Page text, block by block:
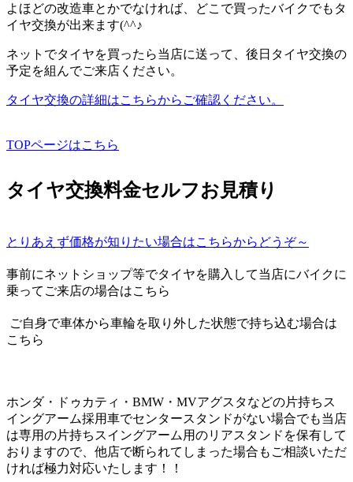
よほどの改造車とかでなければ、どこで買ったバイクでもタ
イヤ交換が出来ます(^^♪
ネットでタイヤを買ったら当店に送って、後日タイヤ交換の
予定を組んでご来店ください。
タイヤ交換の詳細はこちらからご確認ください。
TOPページはこちら
タイヤ交換料金セルフお見積り
とりあえず価格が知りたい場合はこちらからどうぞ～
事前にネットショップ等でタイヤを購入して当店にバイクに
乗ってご来店の場合はこちら
ご自身で車体から車輪を取り外した状態で持ち込む場合は
こちら
ホンダ・ドゥカティ・BMW・MVアグスタなどの片持ちス
イングアーム採用車でセンタースタンドがない場合でも当店
は専用の片持ちスイングアーム用のリアスタンドを保有して
おりますので、他店で断られてしまった場合もご相談いただ
ければ極力対応いたします！！